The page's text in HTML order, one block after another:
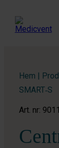
Hem |
SMART‑S
Art. nr: